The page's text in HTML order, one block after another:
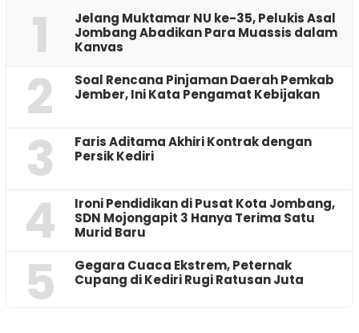
1
Jelang Muktamar NU ke-35, Pelukis Asal
Jombang Abadikan Para Muassis dalam
Kanvas
2
‎Soal Rencana Pinjaman Daerah Pemkab
Jember, Ini Kata Pengamat Kebijakan ‎
3
Faris Aditama Akhiri Kontrak dengan
Persik Kediri
4
Ironi Pendidikan di Pusat Kota Jombang,
SDN Mojongapit 3 Hanya Terima Satu
Murid Baru
5
‎Gegara Cuaca Ekstrem, Peternak
Cupang di Kediri Rugi Ratusan Juta